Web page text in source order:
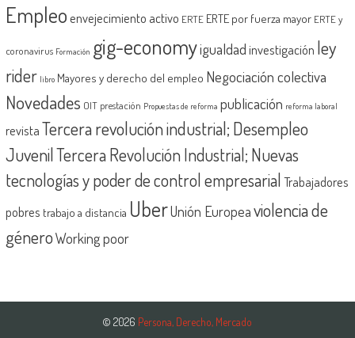
Empleoenvejecimiento activo ERTE ERTE por fuerza mayor ERTE y
coronavirus Formación gig-economyigualdadinvestigación ley
rider libro Mayores y derecho del empleo Negociación colectiva
Novedades OIT prestación Propuestas de reforma publicación reforma laboral
revistaTercera revolución industrial; Desempleo
JuvenilTercera Revolución Industrial; Nuevas
tecnologías y poder de control empresarial Trabajadores
pobres trabajo a distancia UberUnión Europeaviolencia de
géneroWorking poor
© 2026 Persona, Derecho, Mercado